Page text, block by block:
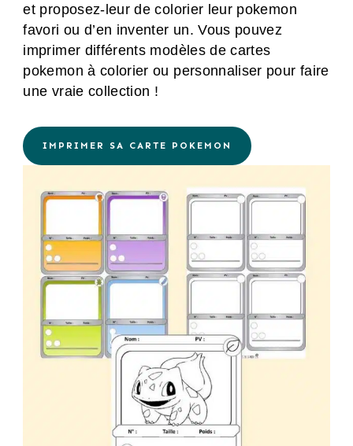
et proposez-leur de colorier leur pokemon
favori ou d’en inventer un. Vous pouvez
imprimer différents modèles de cartes
pokemon à colorier ou personnaliser pour faire
une vraie collection !
IMPRIMER SA CARTE POKEMON